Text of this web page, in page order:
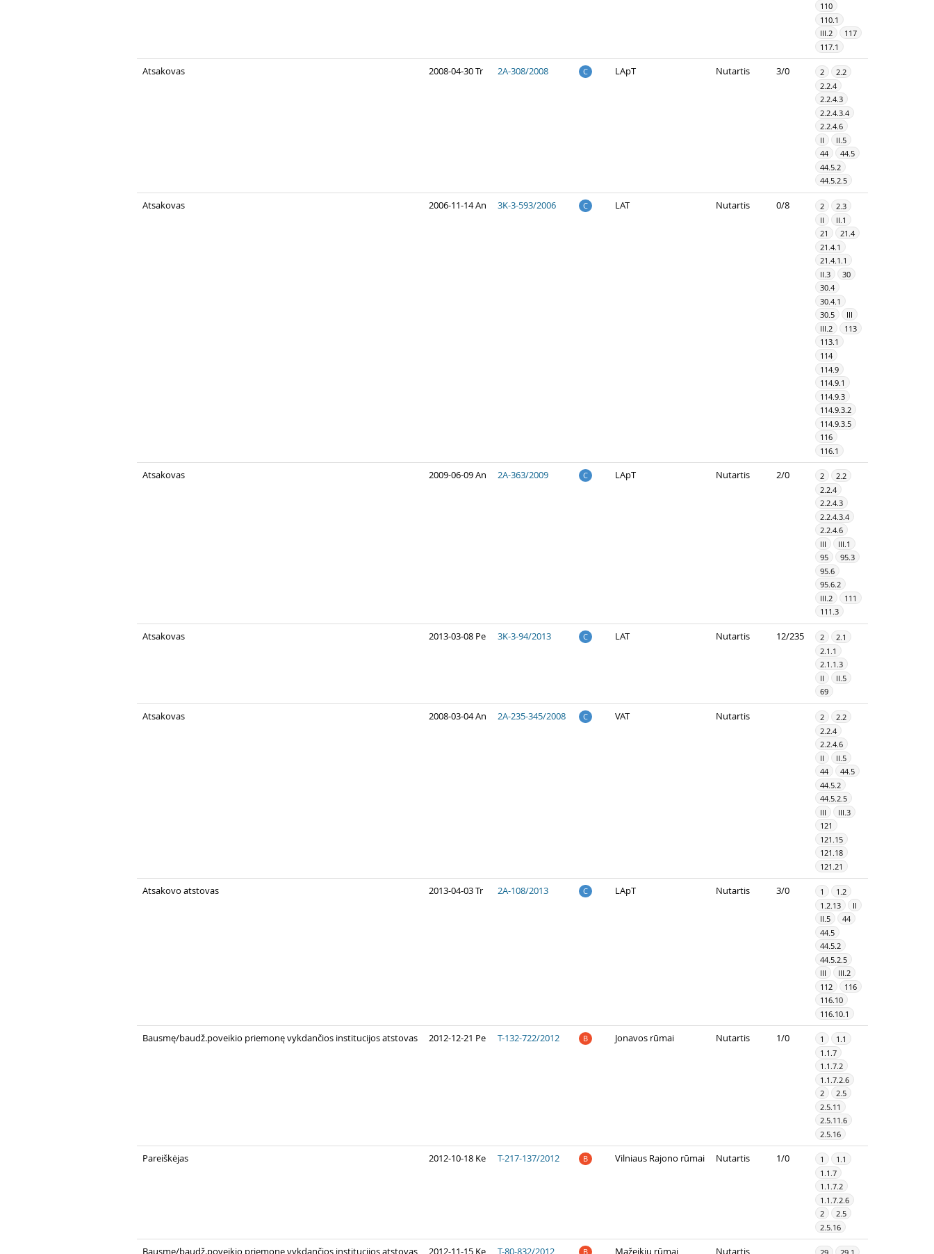
110
110.1
III.2
117
117.1
Atsakovas 2008-04-30 Tr 2A-308/2008 C LApT Nutartis 3/0 2
2.2
2.2.4
2.2.4.3
2.2.4.3.4
2.2.4.6
II
II.5
44
44.5
44.5.2
44.5.2.5
Atsakovas 2006-11-14 An 3K-3-593/2006 C LAT Nutartis 0/8 2
2.3
II
II.1
21
21.4
21.4.1
21.4.1.1
II.3
30
30.4
30.4.1
30.5
III
III.2
113
113.1
114
114.9
114.9.1
114.9.3
114.9.3.2
114.9.3.5
116
116.1
Atsakovas 2009-06-09 An 2A-363/2009 C LApT Nutartis 2/0 2
2.2
2.2.4
2.2.4.3
2.2.4.3.4
2.2.4.6
III
III.1
95
95.3
95.6
95.6.2
III.2
111
111.3
Atsakovas 2013-03-08 Pe 3K-3-94/2013 C LAT Nutartis 12/235 2
2.1
2.1.1
2.1.1.3
II
II.5
69
Atsakovas 2008-03-04 An 2A-235-345/2008 C VAT Nutartis 2
2.2
2.2.4
2.2.4.6
II
II.5
44
44.5
44.5.2
44.5.2.5
III
III.3
121
121.15
121.18
121.21
Atsakovo atstovas 2013-04-03 Tr 2A-108/2013 C LApT Nutartis 3/0 1
1.2
1.2.13
II
II.5
44
44.5
44.5.2
44.5.2.5
III
III.2
112
116
116.10
116.10.1
Bausmę/baudž.poveikio priemonę vykdančios institucijos atstovas 2012-12-21 Pe T-132-722/2012 B Jonavos rūmai Nutartis 1/0 1
1.1
1.1.7
1.1.7.2
1.1.7.2.6
2
2.5
2.5.11
2.5.11.6
2.5.16
Pareiškėjas 2012-10-18 Ke T-217-137/2012 B Vilniaus Rajono rūmai Nutartis 1/0 1
1.1
1.1.7
1.1.7.2
1.1.7.2.6
2
2.5
2.5.16
Bausmę/baudž.poveikio priemonę vykdančios institucijos atstovas 2012-11-15 Ke T-80-832/2012 B Mažeikių rūmai Nutartis